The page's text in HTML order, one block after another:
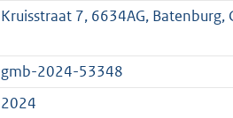
o
t
e
o
t
t
Kruisstraat 7, 6634AG, Batenburg,
gmb-2024-53348
2024